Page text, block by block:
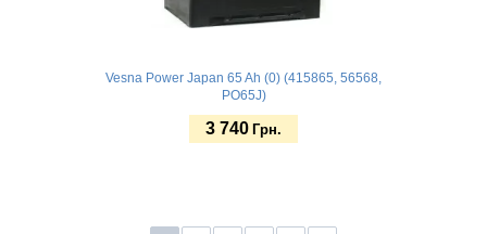
Vesna Power Japan 65 Ah (0) (415865, 56568,
PO65J)
3 740 Грн.